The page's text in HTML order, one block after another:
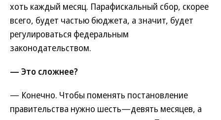
хоть каждый месяц. Парафискальный сбор, скорее
всего, будет частью бюджета, а значит, будет
регулироваться федеральным
законодательством.
— Это сложнее?
— Конечно. Чтобы поменять постановление
правительства нужно шесть—девять месяцев, а